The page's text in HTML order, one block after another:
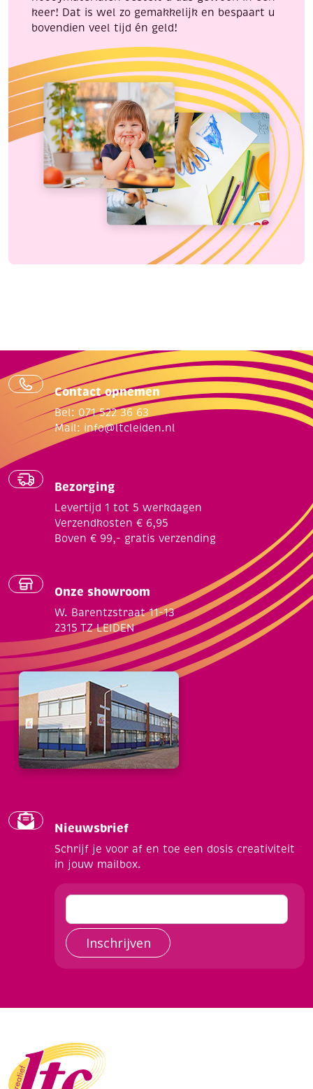
keer! Dat is wel zo gemakkelijk en bespaart u
bovendien veel tijd én geld!
Contact opnemen
Bel: 071 522 36 63
Mail: info@ltcleiden.nl
Bezorging
Levertijd 1 tot 5 werkdagen
Verzendkosten € 6,95
Boven € 99,- gratis verzending
Onze showroom
W. Barentzstraat 11-13
2315 TZ LEIDEN
Nieuwsbrief
Schrijf je voor af en toe een dosis creativiteit
in jouw mailbox.
Inschrijven